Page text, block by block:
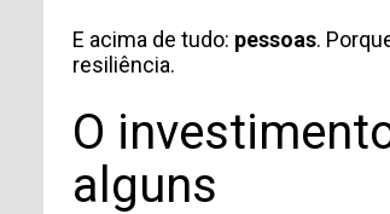
E acima de tudo: pessoas.
resiliência.
O
alguns